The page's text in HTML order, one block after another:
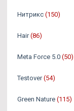
Нитрикс (150)
Hair (86)
Meta Force 5.0 (50)
Testover (54)
Green Nature (115)